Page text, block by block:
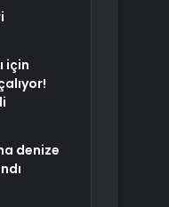
için
denize